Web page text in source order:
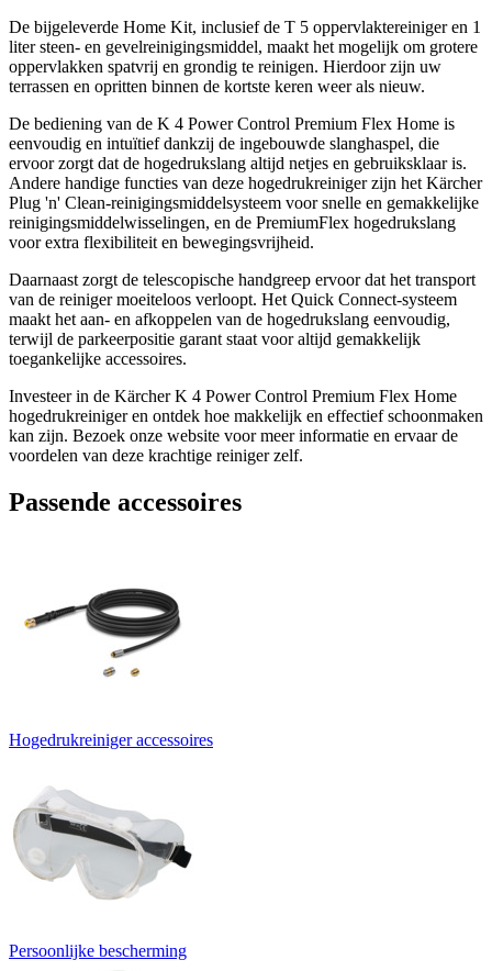
De bijgeleverde Home Kit, inclusief de T 5 oppervlaktereiniger en 1
liter steen- en gevelreinigingsmiddel, maakt het mogelijk om grotere
oppervlakken spatvrij en grondig te reinigen. Hierdoor zijn uw
terrassen en opritten binnen de kortste keren weer als nieuw.
De bediening van de K 4 Power Control Premium Flex Home is
eenvoudig en intuïtief dankzij de ingebouwde slanghaspel, die
ervoor zorgt dat de hogedrukslang altijd netjes en gebruiksklaar is.
Andere handige functies van deze hogedrukreiniger zijn het Kärcher
Plug 'n' Clean-reinigingsmiddelsysteem voor snelle en gemakkelijke
reinigingsmiddelwisselingen, en de PremiumFlex hogedrukslang
voor extra flexibiliteit en bewegingsvrijheid.
Daarnaast zorgt de telescopische handgreep ervoor dat het transport
van de reiniger moeiteloos verloopt. Het Quick Connect-systeem
maakt het aan- en afkoppelen van de hogedrukslang eenvoudig,
terwijl de parkeerpositie garant staat voor altijd gemakkelijk
toegankelijke accessoires.
Investeer in de Kärcher K 4 Power Control Premium Flex Home
hogedrukreiniger en ontdek hoe makkelijk en effectief schoonmaken
kan zijn. Bezoek onze website voor meer informatie en ervaar de
voordelen van deze krachtige reiniger zelf.
Passende accessoires
Hogedrukreiniger accessoires
Persoonlijke bescherming